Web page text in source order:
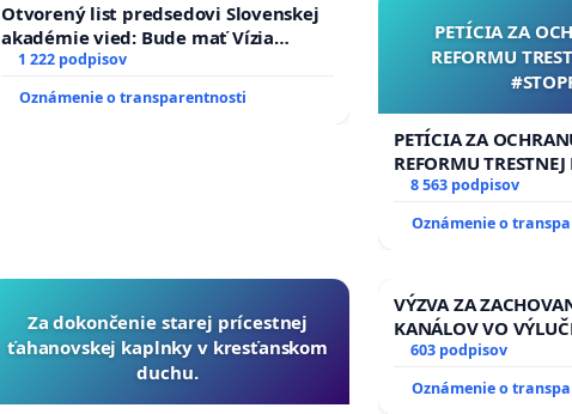
Otvorený list predsedovi Slovenskej
akadémie vied: Bude mať Vízia
Slovenska 2040 mravnú chrbticu?
1 222 podpisov
Oznámenie o transparentnosti
PETÍCIA ZA
REFORMU
PETÍCIA ZA
REFORMU
#STOPPDFL
8 563 podpisov
Oznámenie o
Za dokončenie starej prícestnej
ťahanovskej kaplnky v kresťanskom
duchu.
VÝZVA ZA
KANÁLOV VO
VLASTNÍCTVE A
SLOVENSKEJ
riešenie
603 podpisov
Oznámenie o